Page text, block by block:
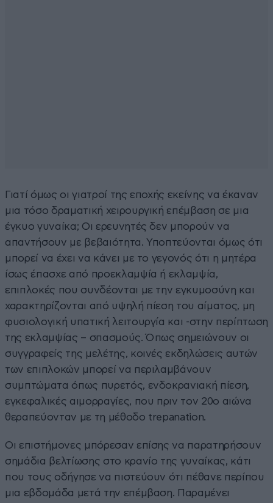
Γιατί όμως οι γιατροί της εποχής εκείνης να έκαναν
μια τόσο δραματική χειρουργική επέμβαση σε μια
έγκυο γυναίκα; Οι ερευνητές δεν μπορούν να
απαντήσουν με βεβαιότητα. Υποπτεύονται όμως ότι
μπορεί να έχει να κάνει με το γεγονός ότι η μητέρα
ίσως έπασχε από προεκλαμψία ή εκλαμψία,
επιπλοκές που συνδέονται με την εγκυμοσύνη και
χαρακτηρίζονται από υψηλή πίεση του αίματος, μη
φυσιολογική υπατική λειτουργία και -στην περίπτωση
της εκλαμψίας – σπασμούς. Όπως σημειώνουν οι
συγγραφείς της μελέτης, κοινές εκδηλώσεις αυτών
των επιπλοκών μπορεί να περιλαμβάνουν
συμπτώματα όπως πυρετός, ενδοκρανιακή πίεση,
εγκεφαλικές αιμορραγίες, που πριν τον 20ο αιώνα
θεραπεύονταν με τη μέθοδο trepanation.
Οι επιστήμονες μπόρεσαν επίσης να παρατηρήσουν
σημάδια βελτίωσης στο κρανίο της γυναίκας, κάτι
που τους οδήγησε να πιστεύουν ότι πέθανε περίπου
μια εβδομάδα μετά την επέμβαση. Παραμένει